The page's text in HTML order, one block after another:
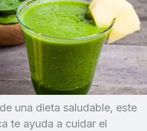
una dieta saludable, este
te ayuda a cuidar el